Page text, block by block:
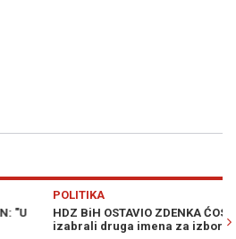
BEZ LISTE: U Širokom Brijegu